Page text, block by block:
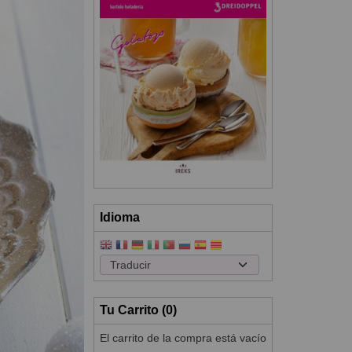
Idioma
Tu Carrito (0)
El carrito de la compra está vacío